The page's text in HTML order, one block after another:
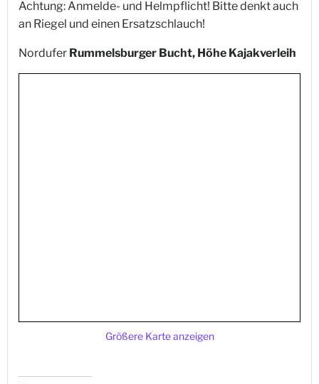
Achtung: Anmelde- und Helmpflicht! Bitte denkt auch
an Riegel und einen Ersatzschlauch!
Nordufer Rummelsburger Bucht, Höhe Kajakverleih
Größere Karte anzeigen